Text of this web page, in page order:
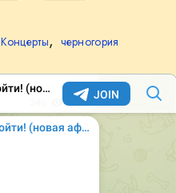
Концерты, черногория